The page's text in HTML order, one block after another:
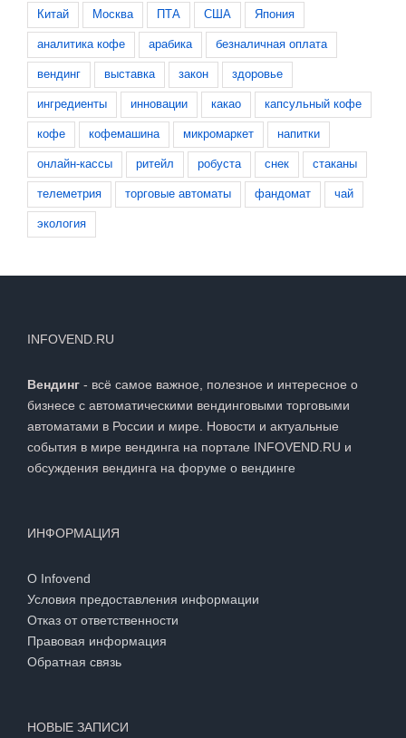
Китай Москва ПТА США Япония
аналитика кофе арабика безналичная оплата
вендинг выставка закон здоровье
ингредиенты инновации какао капсульный кофе
кофе кофемашина микромаркет напитки
онлайн-кассы ритейл робуста снек стаканы
телеметрия торговые автоматы фандомат чай
экология
INFOVEND.RU
Вендинг - всё самое важное, полезное и интересное о
бизнесе с автоматическими вендинговыми торговыми
автоматами в России и мире. Новости и актуальные
события в мире вендинга на портале INFOVEND.RU и
обсуждения вендинга на форуме о вендинге
ИНФОРМАЦИЯ
О Infovend
Условия предоставления информации
Отказ от ответственности
Правовая информация
Обратная связь
НОВЫЕ ЗАПИСИ